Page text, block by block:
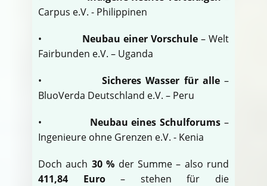
Carpus e.V. - Philippinen
• Neubau einer Vorschule – Welt
Fairbunden e.V. – Uganda
•Sicheres Wasser für alle–
BluoVerda Deutschland e.V. – Peru
• Neubau eines Schulforums –
Ingenieure ohne Grenzen e.V. - Kenia
Doch auch 30 % der Summe – also rund
411,84 Euro– stehen für die